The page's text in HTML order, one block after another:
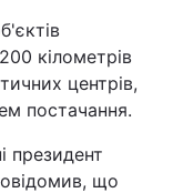
кілометрів
центрів,
постачання.
президент
що